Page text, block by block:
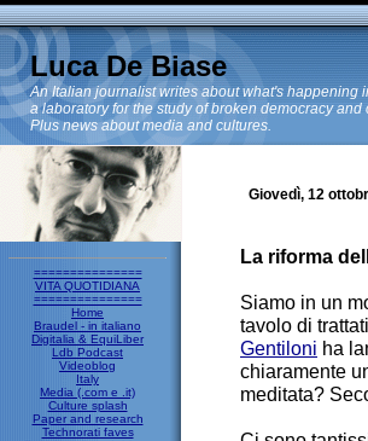
Luca De Biase
An Italian journalist writes about what's happening
a laboratory for the study of broken democracy and
Plus news about media and cultures.
===============
VITA QUOTIDIANA
===============
Home
Braudel - in italiano
Digitalia & EquiLiber
Ldb Podcast
Videoblog
Italy
Media (.com e .it)
Culture splash
Paper and research
Technorati faves
Giovedì, 12
La riforma
Siamo in un
tavolo di
Gentiloni ha
chiaramente
meditata?